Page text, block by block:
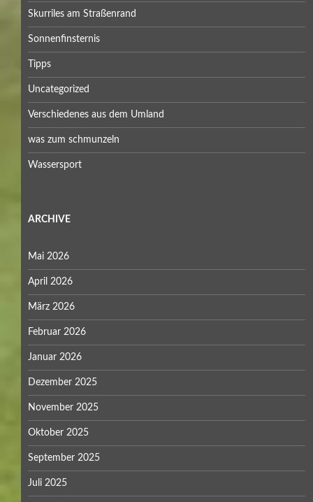
Skurriles am Straßenrand
Sonnenfinsternis
Tipps
Uncategorized
Verschiedenes aus dem Umland
was zum schmunzeln
Wassersport
ARCHIVE
Mai 2026
April 2026
März 2026
Februar 2026
Januar 2026
Dezember 2025
November 2025
Oktober 2025
September 2025
Juli 2025